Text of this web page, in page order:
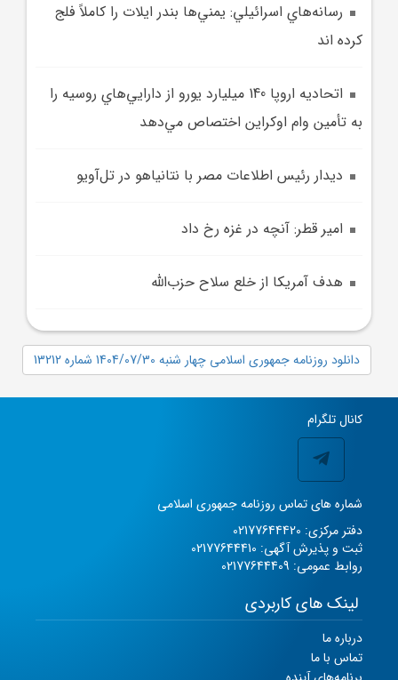
رسانه‌هاي اسرائيلي: يمني‌ها بندر ايلات را کاملاً فلج
کرده اند
اتحاديه اروپا 140 ميليارد يورو از دارايي‌هاي روسيه را
به تأمين وام اوکراين اختصاص مي‌دهد
ديدار رئيس اطلاعات مصر با نتانياهو در تل‌آويو
امير قطر: آنچه در غزه رخ داد
هدف آمريکا از خلع سلاح حزب‌الله
دانلود روزنامه جمهوری اسلامی چهار شنبه 1404/07/30 شماره 13212
کانال تلگرام
شماره های تماس روزنامه جمهوری اسلامی
دفتر مرکزی: 02177644420
ثبت و پذیرش آگهی: 02177644410
روابط عمومی: 02177644409
لینک های کاربردی
درباره ما
تماس با ما